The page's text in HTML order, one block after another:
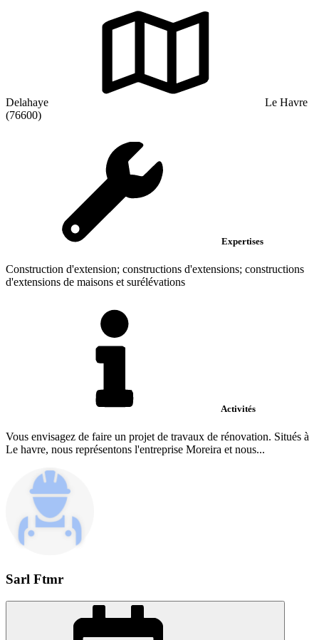
Delahaye
Le Havre
(76600)
Expertises
Construction d'extension; constructions d'extensions; constructions
d'extensions de maisons et surélévations
Activités
Vous envisagez de faire un projet de travaux de rénovation. Situés à
Le havre, nous représentons l'entreprise Moreira et nous...
Sarl Ftmr